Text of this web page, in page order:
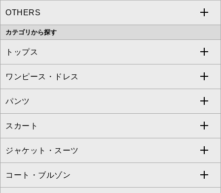
MK MICHEL KLEIN
OFUON le MK
MICHEL KLEIN HOMME
MK MICHEL KLEIN HOMME
a.v.v
OTHERS
MK MICHEL KLEIN BAG
カテゴリから探す
トップス
すべてのトップス
カットソー・Tシャツ
ブラウス・シャツ
ニット・セーター
カーディガン
ワンピース・ドレス
すべてのワンピース・ドレス
ワンピース
ドレス
チュニック
パンツ
すべてのパンツ
フルレングスパンツ
クロップド・半端丈パンツ
スカート
すべてのスカート
ロング・マキシ丈スカート
ジャケット・スーツ
すべてのジャケット・スーツ
コート・ブルゾン